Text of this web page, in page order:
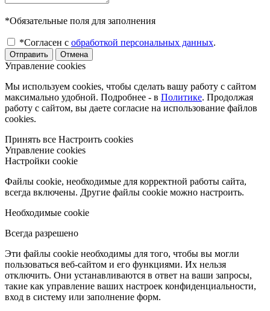
*Обязательные поля для заполнения
*Согласен с обработкой персональных данных.
Отправить Отмена
Управление cookies
Мы используем cookies, чтобы сделать вашу работу с сайтом
максимально удобной. Подробнее - в Политике. Продолжая
работу с сайтом, вы даете согласие на использование файлов
cookies.
Принять все Настроить cookies
Управление cookies
Настройки cookie
Файлы cookie, необходимые для корректной работы сайта,
всегда включены. Другие файлы cookie можно настроить.
Необходимые cookie
Всегда разрешено
Эти файлы cookie необходимы для того, чтобы вы могли
пользоваться веб-сайтом и его функциями. Их нельзя
отключить. Они устанавливаются в ответ на ваши запросы,
такие как управление ваших настроек конфиденциальности,
вход в систему или заполнение форм.